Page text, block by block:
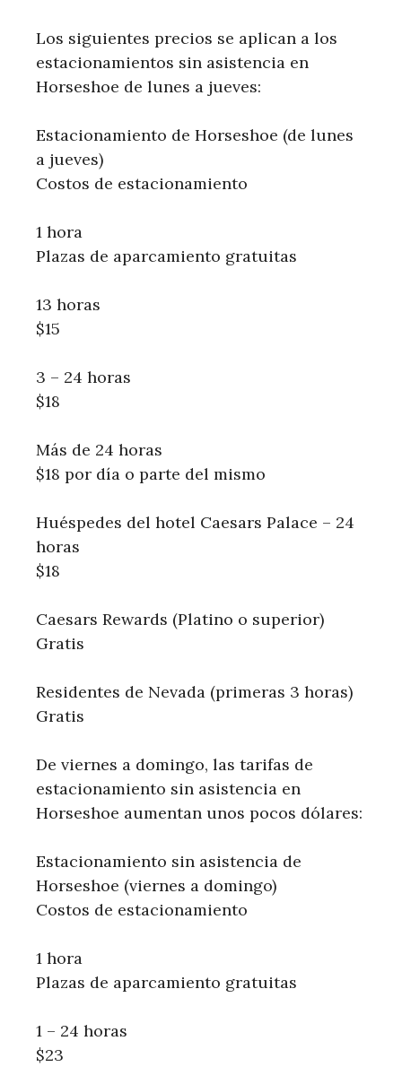
Los siguientes precios se aplican a los
estacionamientos sin asistencia en
Horseshoe de lunes a jueves:
Estacionamiento de Horseshoe (de lunes
a jueves)
Costos de estacionamiento
1 hora
Plazas de aparcamiento gratuitas
13 horas
$15
3 – 24 horas
$18
Más de 24 horas
$18 por día o parte del mismo
Huéspedes del hotel Caesars Palace – 24
horas
$18
Caesars Rewards (Platino o superior)
Gratis
Residentes de Nevada (primeras 3 horas)
Gratis
De viernes a domingo, las tarifas de
estacionamiento sin asistencia en
Horseshoe aumentan unos pocos dólares:
Estacionamiento sin asistencia de
Horseshoe (viernes a domingo)
Costos de estacionamiento
1 hora
Plazas de aparcamiento gratuitas
1 – 24 horas
$23